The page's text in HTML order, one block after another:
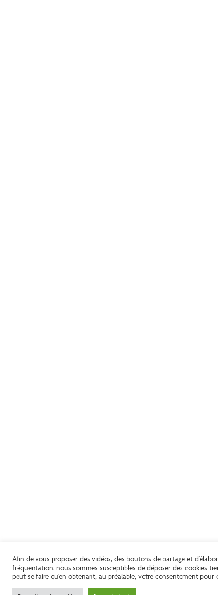
Afin de vous proposer des vidéos, des boutons de partage et
fréquentation, nous sommes susceptibles de déposer des cookies
peut se faire qu'en obtenant, au préalable, votre consentement pour